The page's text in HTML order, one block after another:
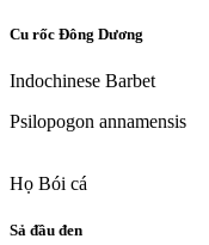
Cu rốc Đông Dương
Indochinese Barbet
Psilopogon annamensis
Họ Bói cá
Sả đầu đen